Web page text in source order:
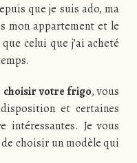
que je suis ado, ma
mon appartement et le
celui que j’ai acheté
choisir votre frigo, vous
et certaines
intéressantes. Je vous
choisir un modèle qui